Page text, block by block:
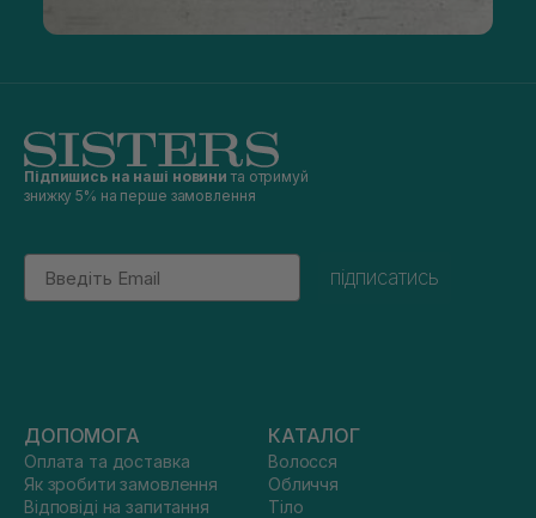
Підпишись на наші новини та отримуй
знижку 5% на перше замовлення
Email
підписатись
ДОПОМОГА
Оплата та доставка
Як зробити замовлення
Відповіді на запитання
КАТАЛОГ
Волосся
Обличчя
Тіло